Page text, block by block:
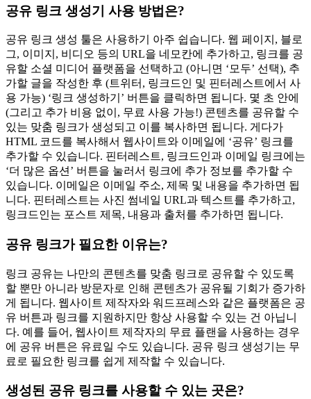
공유 링크 생성기 사용 방법은?
공유 링크 생성 툴은 사용하기 아주 쉽습니다. 웹 페이지, 블로
그, 이미지, 비디오 등의 URL을 네모칸에 추가하고, 링크를 공
유할 소셜 미디어 플랫폼을 선택하고 (아니면 ‘모두’ 선택), 추
가할 글을 작성한 후 (트위터, 링크드인 및 핀터레스트에서 사
용 가능) ‘링크 생성하기’ 버튼을 클릭하면 됩니다. 몇 초 안에
(그리고 추가 비용 없이, 무료 사용 가능!) 콘텐츠를 공유할 수
있는 맞춤 링크가 생성되고 이를 복사하면 됩니다. 게다가
HTML 코드를 복사해서 웹사이트와 이메일에 ‘공유’ 링크를
추가할 수 있습니다. 핀터레스트, 링크드인과 이메일 링크에는
‘더 많은 옵션’ 버튼을 눌러서 링크에 추가 정보를 추가할 수
있습니다. 이메일은 이메일 주소, 제목 및 내용을 추가하면 됩
니다. 핀터레스트는 사진 썸네일 URL과 텍스트를 추가하고,
링크드인는 포스트 제목, 내용과 출처를 추가하면 됩니다.
공유 링크가 필요한 이유는?
링크 공유는 나만의 콘텐츠를 맞춤 링크로 공유할 수 있도록
할 뿐만 아니라 방문자로 인해 콘텐츠가 공유될 기회가 증가하
게 됩니다. 웹사이트 제작자와 워드프레스와 같은 플랫폼은 공
유 버튼과 링크를 지원하지만 항상 사용할 수 있는 건 아닙니
다. 예를 들어, 웹사이트 제작자의 무료 플랜을 사용하는 경우
에 공유 버튼은 유료일 수도 있습니다. 공유 링크 생성기는 무
료로 필요한 링크를 쉽게 제작할 수 있습니다.
생성된 공유 링크를 사용할 수 있는 곳은?